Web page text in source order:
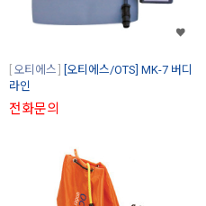
오티에스
[오티에스/OTS] MK-7 버디
라인
전화문의